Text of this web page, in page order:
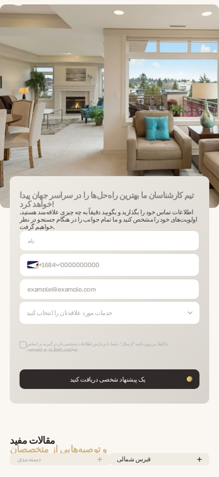
تیم کارشناسان ما بهترین راه‌حل‌ها را در سراسر جهان پیدا
خواهد کرد!
اطلاعات تماس خود را بگذارید و بگویید دقیقاً به چه چیزی علاقه‌مند هستید.
اولویت‌های خود را مشخص کنید و ما تمام جوانب را در هنگام جستجو در نظر
خواهیم گرفت.
+1684
خدمات مورد علاقه‌تان را انتخاب کنید
با کلیک بر روی دکمه "ارسال"، شما با پردازش اطلاعات شخصی‌تان در گیرنه بر اساس
سیاست حفظ حریم خصوصی
یک پیشنهاد شخصی دریافت کنید
مقالات مفید
و توصیه‌هایی از متخصصان
دسته‌بندی قبرس شمالی